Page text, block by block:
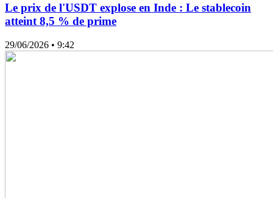
Le prix de l'USDT explose en Inde : Le stablecoin
atteint 8,5 % de prime
29/06/2026 • 9:42